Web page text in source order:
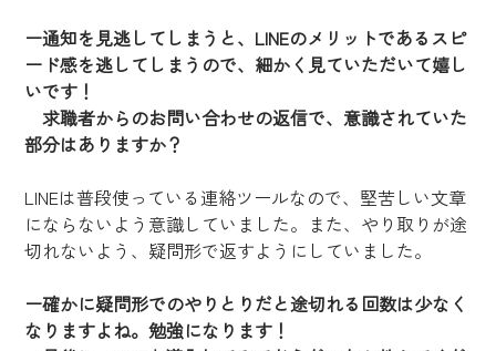
ー通知を見逃してしまうと、LINEのメリットであるスピ
ード感を逃してしまうので、細かく見ていただいて嬉し
いです！
求職者からのお問い合わせの返信で、意識されていた
部分はありますか？
LINEは普段使っている連絡ツールなので、堅苦しい文章
にならないよう意識していました。また、やり取りが途
切れないよう、疑問形で返すようにしていました。
ー確かに疑問形でのやりとりだと途切れる回数は少なく
なりますよね。勉強になります！